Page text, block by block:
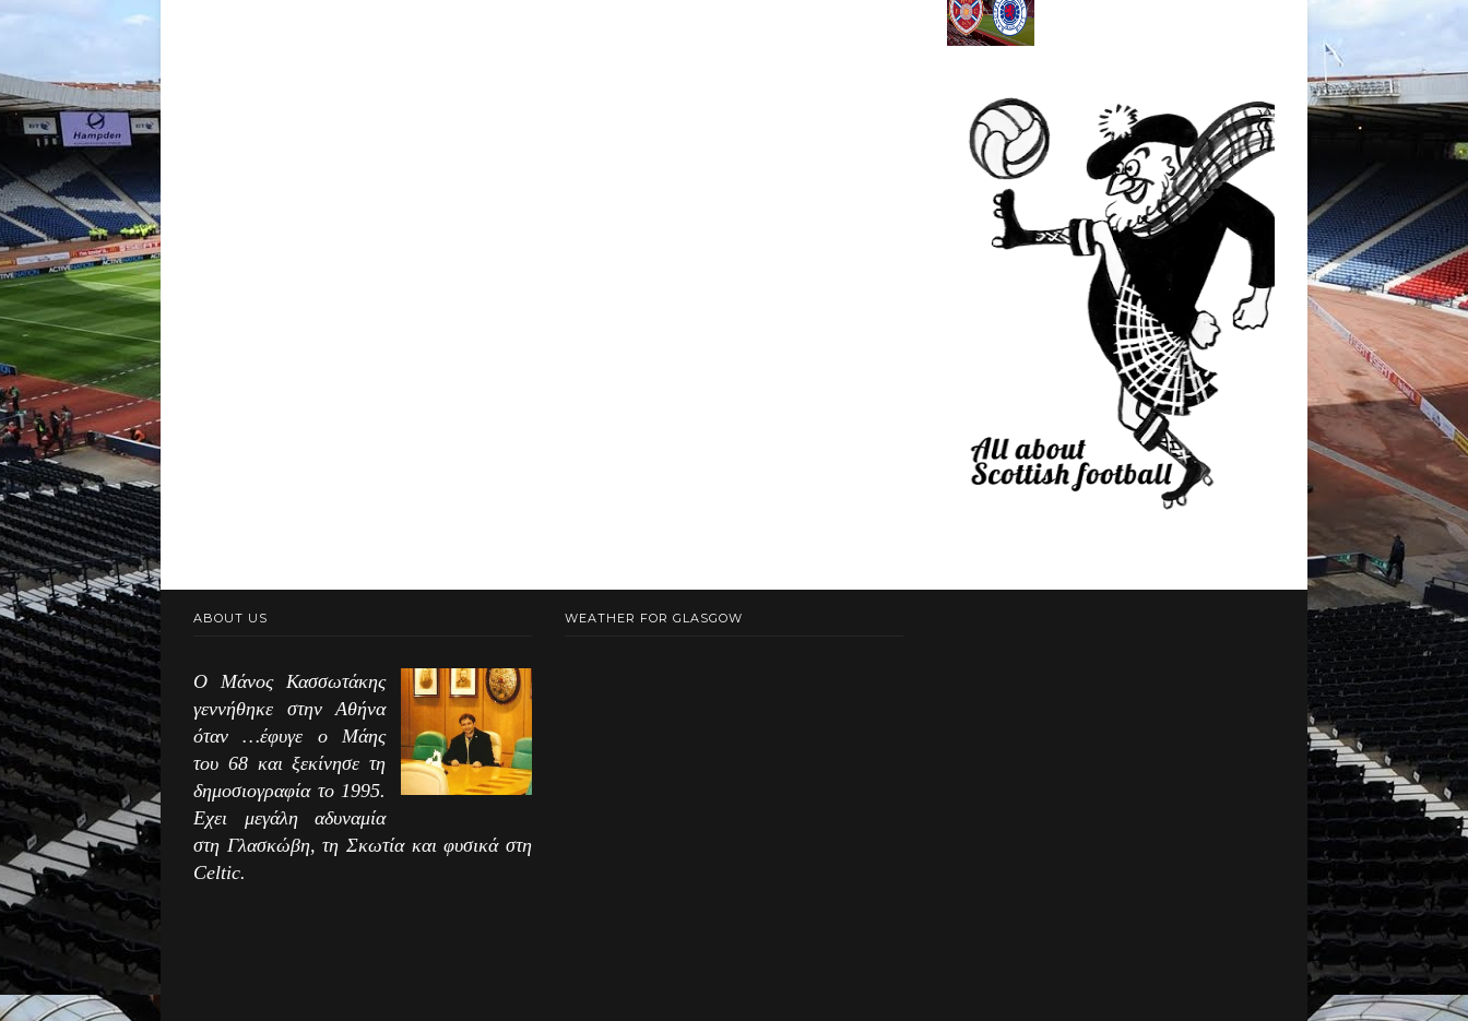
ABOUT US
Ο Μάνος Κασσωτάκης
γεννήθηκε στην Αθήνα
όταν …έφυγε ο Μάης
του 68 και ξεκίνησε τη
δημοσιογραφία το 1995.
Εχει μεγάλη αδυναμία
στη Γλασκώβη, τη Σκωτία και φυσικά στη
Celtic.
WEATHER FOR GLASGOW